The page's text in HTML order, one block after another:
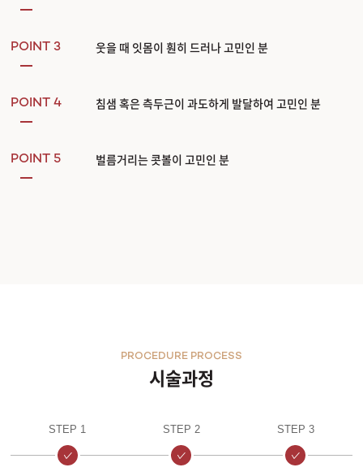
POINT 3 웃을 때 잇몸이 훤히 드러나 고민인 분
POINT 4 침샘 혹은 측두근이 과도하게 발달하여 고민인 분
POINT 5 벌름거리는 콧볼이 고민인 분
시술과정
PROCEDURE PROCESS
STEP 1 STEP 2 STEP 3